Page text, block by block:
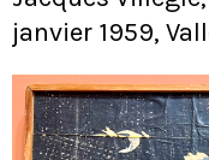
janvier 1959,